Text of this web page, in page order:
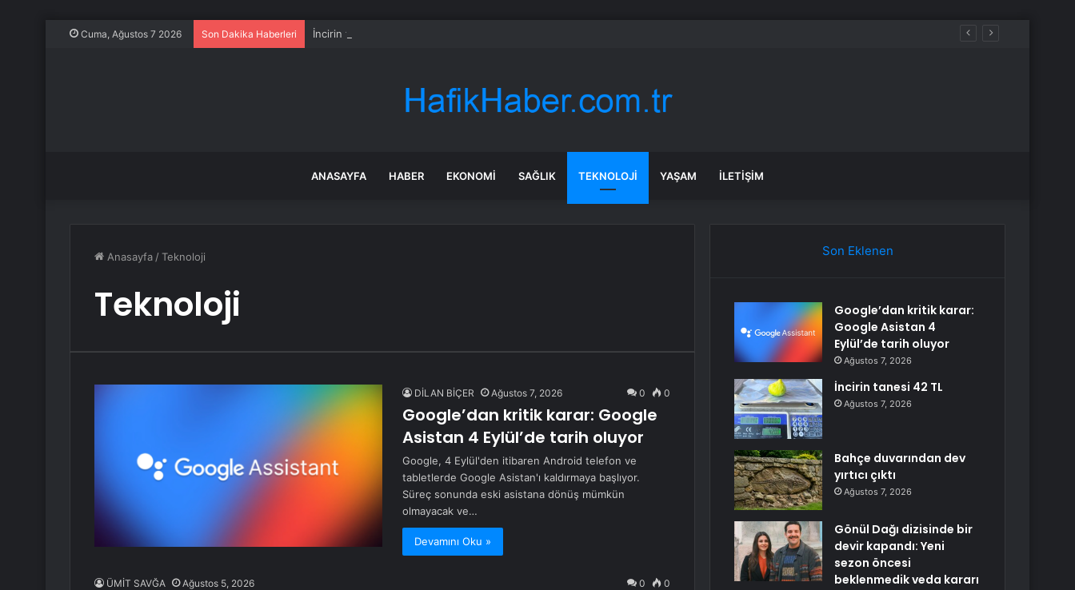
Cuma, Ağustos 7 2026 Son Dakika Haberleri İncirin tanesi 42 TL
ANASAYFA HABER EKONOMI SAĞLIK TEKNOLOJI YAŞAM İLETIŞIM
Anasayfa /Teknoloji
Teknoloji
DİLAN BİÇER Ağustos 7, 2026 0 0
Google’dan kritik karar: Google
Asistan 4 Eylül’de tarih oluyor
Google, 4 Eylül'den itibaren Android telefon ve
tabletlerde Google Asistan'ı kaldırmaya başlıyor.
Süreç sonunda eski asistana dönüş mümkün
olmayacak ve…
Devamını Oku »
ÜMİT SAVĞA Ağustos 5, 2026 0 0
Son Eklenen
Google’dan kritik karar:
Google Asistan 4
Eylül’de tarih oluyor
Ağustos 7, 2026
İncirin tanesi 42 TL
Ağustos 7, 2026
Bahçe duvarından dev
yırtıcı çıktı
Ağustos 7, 2026
Gönül Dağı dizisinde bir
devir kapandı: Yeni
sezon öncesi
beklenmedik veda kararı